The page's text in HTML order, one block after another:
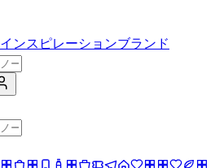
インスピレーションブランド